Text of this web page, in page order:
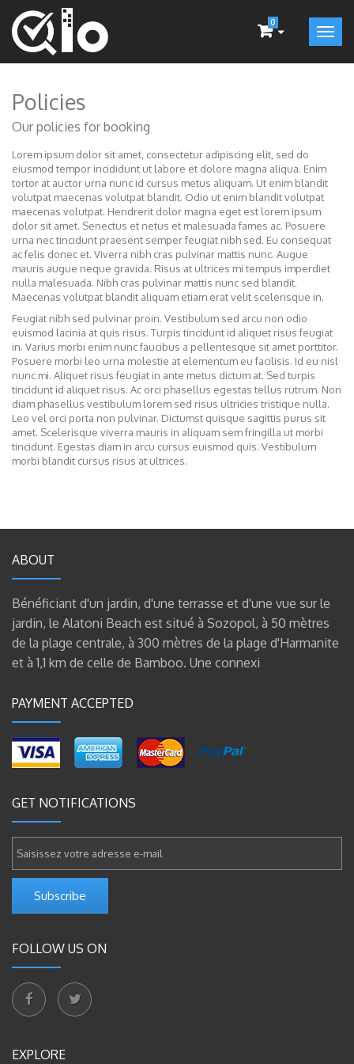
0
Policies
Our policies for booking
Lorem ipsum dolor sit amet, consectetur adipiscing elit, sed do
eiusmod tempor incididunt ut labore et dolore magna aliqua. Enim
tortor at auctor urna nunc id cursus metus aliquam. Ut enim blandit
volutpat maecenas volutpat blandit. Odio ut enim blandit volutpat
maecenas volutpat. Hendrerit dolor magna eget est lorem ipsum
dolor sit amet. Senectus et netus et malesuada fames ac. Posuere
urna nec tincidunt praesent semper feugiat nibh sed. Eu consequat
ac felis donec et. Viverra nibh cras pulvinar mattis nunc. Augue
mauris augue neque gravida. Risus at ultrices mi tempus imperdiet
nulla malesuada. Nibh cras pulvinar mattis nunc sed blandit.
Maecenas volutpat blandit aliquam etiam erat velit scelerisque in.
Feugiat nibh sed pulvinar proin. Vestibulum sed arcu non odio
euismod lacinia at quis risus. Turpis tincidunt id aliquet risus feugiat
in. Varius morbi enim nunc faucibus a pellentesque sit amet porttitor.
Posuere morbi leo urna molestie at elementum eu facilisis. Id eu nisl
nunc mi. Aliquet risus feugiat in ante metus dictum at. Sed turpis
tincidunt id aliquet risus. Ac orci phasellus egestas tellus rutrum. Non
diam phasellus vestibulum lorem sed risus ultricies tristique nulla.
Leo vel orci porta non pulvinar. Dictumst quisque sagittis purus sit
amet. Scelerisque viverra mauris in aliquam sem fringilla ut morbi
tincidunt. Egestas diam in arcu cursus euismod quis. Vestibulum
morbi blandit cursus risus at ultrices.
ABOUT
Bénéficiant d'un jardin, d'une terrasse et d'une vue sur le
jardin, le Alatoni Beach est situé à Sozopol, à 50 mètres
de la plage centrale, à 300 mètres de la plage d'Harmanite
et à 1,1 km de celle de Bamboo. Une connexi
PAYMENT ACCEPTED
GET NOTIFICATIONS
Subscribe
FOLLOW US ON
EXPLORE